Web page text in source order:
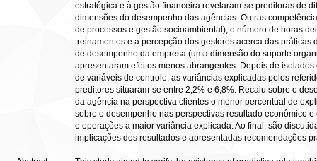
estratégica e à gestão financeira revelaram-se preditoras de
dimensões do desempenho das agências. Outras
de processos e gestão socioambiental), o número de horas
treinamentos e a percepção dos gestores acerca das práticas
de desempenho da empresa (uma dimensão do suporte
apresentaram efeitos menos abrangentes. Depois de isolados
de variáveis de controle, as variâncias explicadas pelos
preditores situaram-se entre 2,2% e 6,8%. Recaiu sobre o
da agência na perspectiva clientes o menor percentual de
sobre o desempenho nas perspectivas resultado econômico e
e operações a maior variância explicada. Ao final, são
implicações dos resultados e apresentadas recomendações